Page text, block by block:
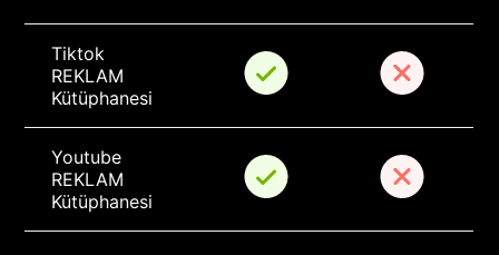
Tiktok
REKLAM
Kütüphanesi
Youtube
REKLAM
Kütüphanesi